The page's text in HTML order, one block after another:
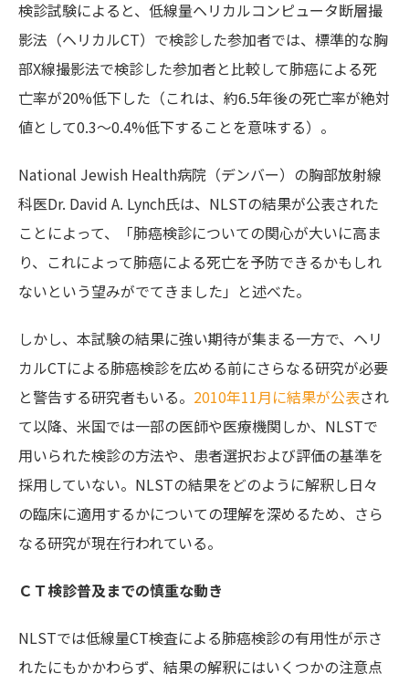
検診試験によると、低線量ヘリカルコンピュータ断層撮
影法（ヘリカルCT）で検診した参加者では、標準的な胸
部X線撮影法で検診した参加者と比較して肺癌による死
亡率が20%低下した（これは、約6.5年後の死亡率が絶対
値として0.3～0.4%低下することを意味する）。
National Jewish Health病院（デンバー）の胸部放射線
科医Dr. David A. Lynch氏は、NLSTの結果が公表された
ことによって、「肺癌検診についての関心が大いに高ま
り、これによって肺癌による死亡を予防できるかもしれ
ないという望みがでてきました」と述べた。
しかし、本試験の結果に強い期待が集まる一方で、ヘリ
カルCTによる肺癌検診を広める前にさらなる研究が必要
と警告する研究者もいる。 2010年11月に結果が公表され
て以降、米国では一部の医師や医療機関しか、NLSTで
用いられた検診の方法や、患者選択および評価の基準を
採用していない。NLSTの結果をどのように解釈し日々
の臨床に適用するかについての理解を深めるため、さら
なる研究が現在行われている。
ＣＴ検診普及までの慎重な動き
NLSTでは低線量CT検査による肺癌検診の有用性が示さ
れたにもかかわらず、結果の解釈にはいくつかの注意点